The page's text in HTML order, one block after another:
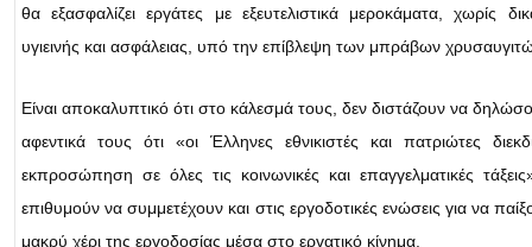
θα εξασφαλίζει εργάτες με εξευτελιστικά μεροκάματα, χωρίς
υγιεινής και ασφάλειας, υπό την επίβλεψη των μπράβων
Είναι αποκαλυπτικό ότι στο κάλεσμά τους, δεν διστάζουν να
αφεντικά τους ότι «οι Έλληνες εθνικιστές και πατριώτες
εκπροσώπηση σε όλες τις κοινωνικές και επαγγελματικές
επιθυμούν να συμμετέχουν και στις εργοδοτικές ενώσεις για να
μακρύ χέρι της εργοδοσίας μέσα στο εργατικό κίνημα.